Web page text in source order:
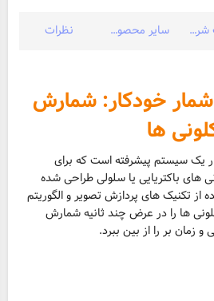
اطلاعات شرکت سایر محصولات شرکت نظرات
خودکار: شمارش
ها
یک سیستم پیشرفته است که برای
باکتریایی یا سلولی طراحی شده
از تکنیک های پردازش تصویر و الگوریتم
ها را در عرض چند ثانیه شمارش
زمان بر را از بین ببرد.